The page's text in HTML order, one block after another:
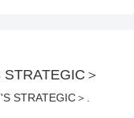
＞
STRATEGIC＞.